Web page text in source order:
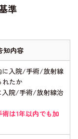
準
知内容
に入院/手術/放射線
れたか
入院/手術/放射線治
は1年以内でも加